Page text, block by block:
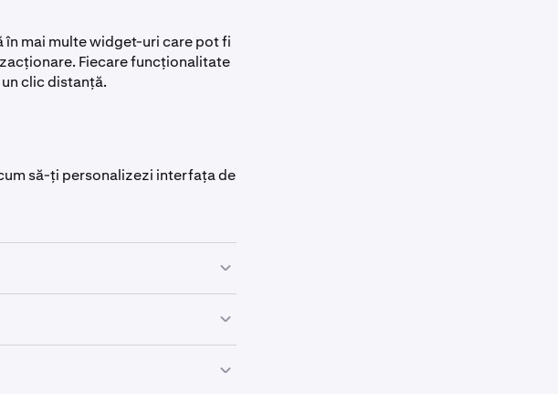
mai multe widget-uri care pot fi
Fiecare funcționalitate
clic distanță.
să-ți personalizezi interfața de
de ecran accesibile pentru
o scurtă descriere a ceea ce
informații esențiale și instrumente
de date afișate vor diferi